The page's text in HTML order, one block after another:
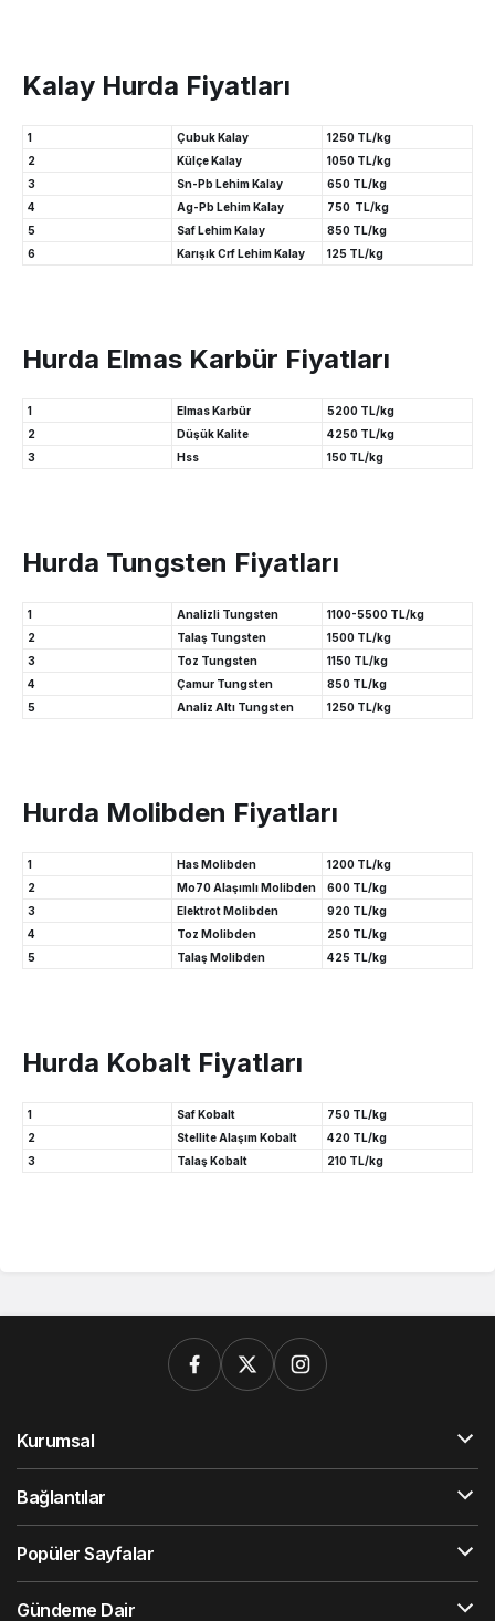
Kalay Hurda Fiyatları
1 Çubuk Kalay
1250 TL/kg
2
Külçe Kalay
1050 TL/kg
3
Sn-Pb Lehim Kalay
650 TL/kg
4
Ag-Pb Lehim Kalay
750 TL/kg
5
Saf Lehim Kalay
850 TL/kg
6
Karışık Crf Lehim Kalay 125 TL/kg
Hurda Elmas Karbür Fiyatları
1 Elmas Karbür
5200 TL/kg
2
Düşük Kalite
4250 TL/kg
3
Hss 150 TL/kg
Hurda Tungsten Fiyatları
1 Analizli Tungsten
1100-5500 TL/kg
2
Talaş Tungsten
1500 TL/kg
3
Toz Tungsten
1150 TL/kg
4
Çamur Tungsten
850 TL/kg
5
Analiz Altı Tungsten 1250 TL/kg
Hurda Molibden Fiyatları
1 Has Molibden
1200 TL/kg
2
Mo70 Alaşımlı Molibden
600 TL/kg
3
Elektrot Molibden
920 TL/kg
4
Toz Molibden
250 TL/kg
5
Talaş Molibden 425 TL/kg
Hurda Kobalt Fiyatları
1 Saf Kobalt
750 TL/kg
2
Stellite Alaşım Kobalt
420 TL/kg
3
Talaş Kobalt 210 TL/kg
Kurumsal
Bağlantılar
Popüler Sayfalar
Gündeme Dair